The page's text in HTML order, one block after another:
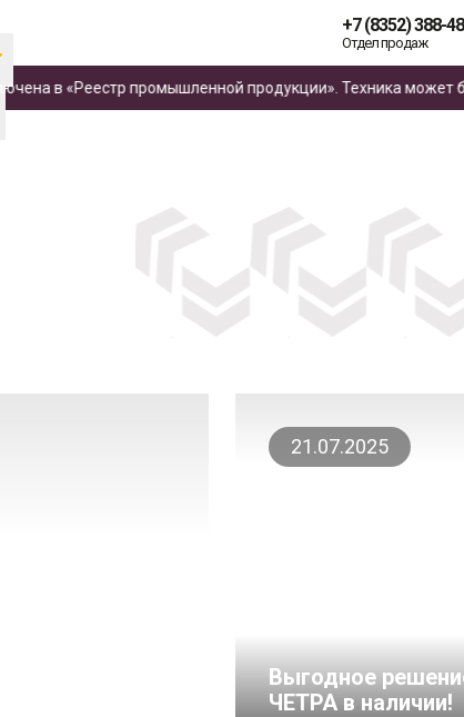
+7 (8352) 388-
Отдел продаж
в «Реестр промышленной продукции». Техника может быть
21.07.2025
Выгодное
ЧЕТРА в наличии!